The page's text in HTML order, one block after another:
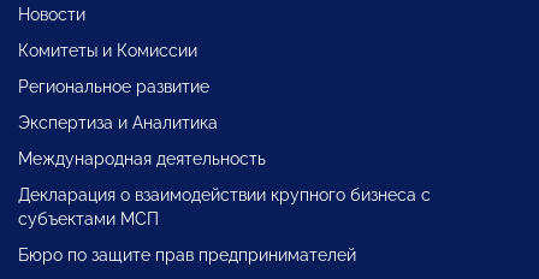
Новости
Комитеты и Комиссии
Региональное развитие
Экспертиза и Аналитика
Международная деятельность
Декларация о взаимодействии крупного бизнеса с
субъектами МСП
Бюро по защите прав предпринимателей